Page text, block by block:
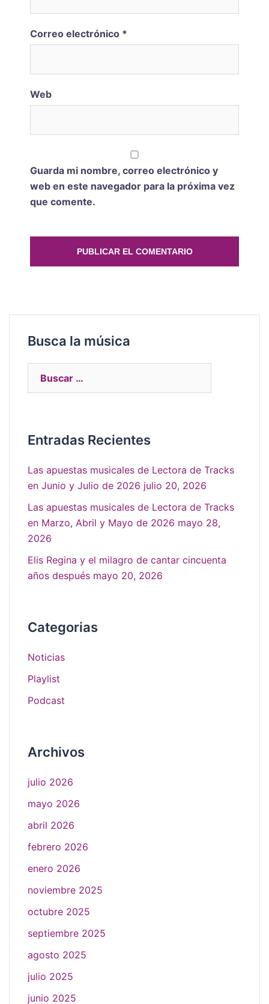
Correo electrónico *
Web
Guarda mi nombre, correo electrónico y
web en este navegador para la próxima vez
que comente.
Busca la música
Entradas Recientes
Las apuestas musicales de Lectora de Tracks
en Junio y Julio de 2026 julio 20, 2026
Las apuestas musicales de Lectora de Tracks
en Marzo, Abril y Mayo de 2026 mayo 28,
2026
Elis Regina y el milagro de cantar cincuenta
años después mayo 20, 2026
Categorias
Noticias
Playlist
Podcast
Archivos
julio 2026
mayo 2026
abril 2026
febrero 2026
enero 2026
noviembre 2025
octubre 2025
septiembre 2025
agosto 2025
julio 2025
junio 2025